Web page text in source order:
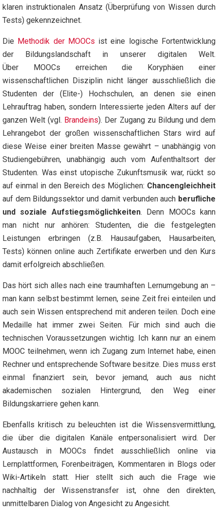
klaren instruktionalen Ansatz (Überprüfung von Wissen durch
Tests) gekennzeichnet.
Die Methodik der MOOCs ist eine logische Fortentwicklung
der Bildungslandschaft in unserer digitalen Welt.
Über MOOCs erreichen die Koryphäen einer
wissenschaftlichen Disziplin nicht länger ausschließlich die
Studenten der (Elite-) Hochschulen, an denen sie einen
Lehrauftrag haben, sondern Interessierte jeden Alters auf der
ganzen Welt (vgl. Brandeins). Der Zugang zu Bildung und dem
Lehrangebot der großen wissenschaftlichen Stars wird auf
diese Weise einer breiten Masse gewährt – unabhängig von
Studiengebühren, unabhängig auch vom Aufenthaltsort der
Studenten. Was einst utopische Zukunftsmusik war, rückt so
auf einmal in den Bereich des Möglichen: Chancengleichheit
auf dem Bildungssektor und damit verbunden auch berufliche
und soziale Aufstiegsmöglichkeiten. Denn MOOCs kann
man nicht nur anhören: Studenten, die die festgelegten
Leistungen erbringen (z.B. Hausaufgaben, Hausarbeiten,
Tests) können online auch Zertifikate erwerben und den Kurs
damit erfolgreich abschließen.
Das hört sich alles nach eine traumhaften Lernumgebung an –
man kann selbst bestimmt lernen, seine Zeit frei einteilen und
auch sein Wissen entsprechend mit anderen teilen. Doch eine
Medaille hat immer zwei Seiten. Für mich sind auch die
technischen Voraussetzungen wichtig. Ich kann nur an einem
MOOC teilnehmen, wenn ich Zugang zum Internet habe, einen
Rechner und entsprechende Software besitze. Dies muss erst
einmal finanziert sein, bevor jemand, auch aus nicht
akademischen sozialen Hintergrund, den Weg einer
Bildungskarriere gehen kann.
Ebenfalls kritisch zu beleuchten ist die Wissensvermittlung,
die über die digitalen Kanäle entpersonalisiert wird. Der
Austausch in MOOCs findet ausschließlich online via
Lernplattformen, Forenbeiträgen, Kommentaren in Blogs oder
Wiki-Artikeln statt. Hier stellt sich auch die Frage wie
nachhaltig der Wissenstransfer ist, ohne den direkten,
unmittelbaren Dialog von Angesicht zu Angesicht.